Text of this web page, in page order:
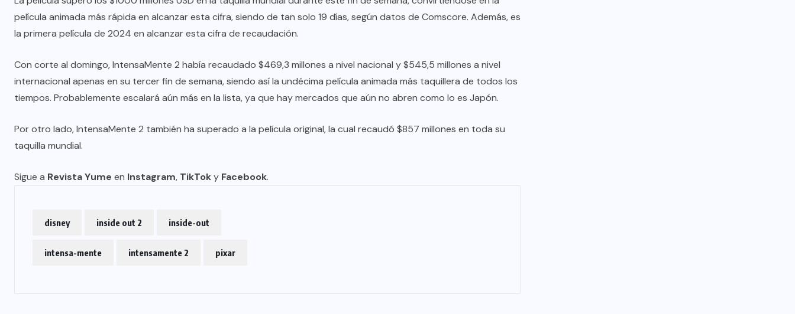
película animada más rápida en alcanzar esta cifra, siendo de tan solo 19 días, según datos de Comscore. Además, es
la primera película de 2024 en alcanzar esta cifra de recaudación.
Con corte al domingo, IntensaMente 2 había recaudado $469,3 millones a nivel nacional y $545,5 millones a nivel
internacional apenas en su tercer fin de semana, siendo así la undécima película animada más taquillera de todos los
tiempos. Probablemente escalará aún más en la lista, ya que hay mercados que aún no abren como lo es Japón.
Por otro lado, IntensaMente 2 también ha superado a la película original, la cual recaudó $857 millones en toda su
taquilla mundial.
Sigue a Revista Yume en Instagram, TikToky Facebook.
disney inside out 2 inside-out
intensa-mente intensamente 2 pixar